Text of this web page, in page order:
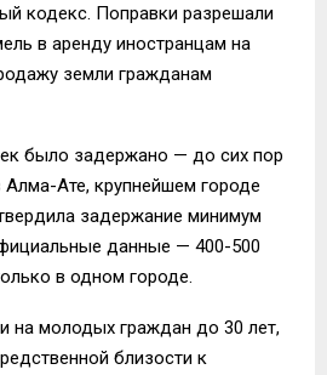
кодекс. Поправки разрешали
в аренду иностранцам на
земли гражданам
было задержано — до сих пор
Алма-Ате, крупнейшем городе
задержание минимум
данные — 400-500
в одном городе.
на молодых граждан до 30 лет,
близости к